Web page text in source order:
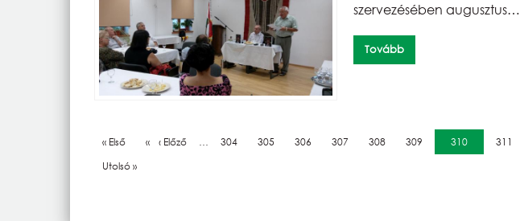
szervezésében augusztus…
Tovább
Oldalszámozás
Első oldal
« Első Előző oldal
‹ Előző … Oldal
304 Oldal
305 Oldal
306 Oldal
307 Oldal
308 Oldal
309 Jelenlegi oldal
310 Oldal
311
Utolsó oldal
Utolsó »